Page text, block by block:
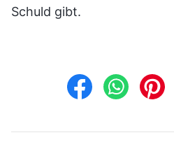
Schuld gibt.